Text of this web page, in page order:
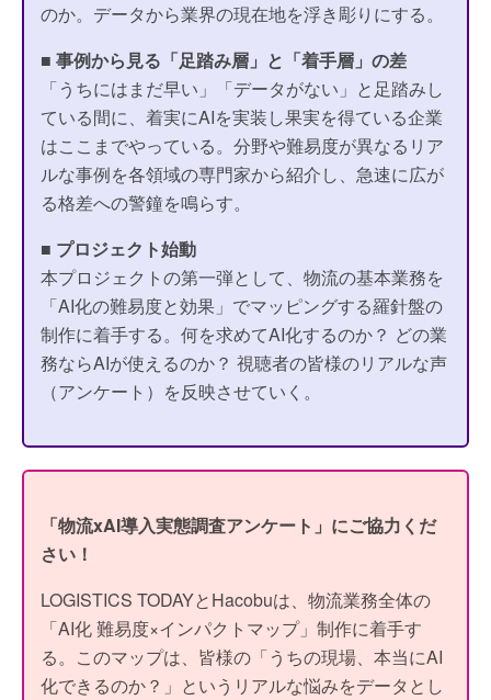
のか。データから業界の現在地を浮き彫りにする。
■ 事例から見る「足踏み層」と「着手層」の差
「うちにはまだ早い」「データがない」と足踏みし
ている間に、着実にAIを実装し果実を得ている企業
はここまでやっている。分野や難易度が異なるリア
ルな事例を各領域の専門家から紹介し、急速に広が
る格差への警鐘を鳴らす。
■ プロジェクト始動
本プロジェクトの第一弾として、物流の基本業務を
「AI化の難易度と効果」でマッピングする羅針盤の
制作に着手する。何を求めてAI化するのか？ どの業
務ならAIが使えるのか？ 視聴者の皆様のリアルな声
（アンケート）を反映させていく。
「物流xAI導入実態調査アンケート」にご協力くだ
さい！
LOGISTICS TODAYとHacobuは、物流業務全体の
「AI化 難易度×インパクトマップ」制作に着手す
る。このマップは、皆様の「うちの現場、本当にAI
化できるのか？」というリアルな悩みをデータとし